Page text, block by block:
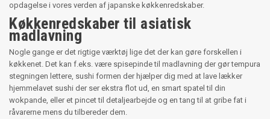
opdagelse i vores verden af japanske køkkenredskaber.
Køkkenredskaber til asiatisk
madlavning
Nogle gange er det rigtige værktøj lige det der kan gøre forskellen i
køkkenet. Det kan f.eks. være spisepinde til madlavning der gør tempura
stegningen lettere, sushi formen der hjælper dig med at lave lækker
hjemmelavet sushi der ser ekstra flot ud, en smart spatel til din
wokpande, eller et pincet til detaljearbejde og en tang til at gribe fat i
råvarerne mens du tilbereder dem.